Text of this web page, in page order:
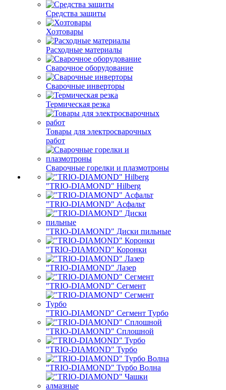
Средства защиты
Хозтовары
Расходные материалы
Сварочное оборудование
Сварочные инверторы
Термическая резка
Товары для электросварочных
работ
Сварочные горелки и плазмотроны
"TRIO-DIAMOND" Hilberg
"TRIO-DIAMOND" Асфальт
"TRIO-DIAMOND" Диски пильные
"TRIO-DIAMOND" Коронки
"TRIO-DIAMOND" Лазер
"TRIO-DIAMOND" Сегмент
"TRIO-DIAMOND" Сегмент Турбо
"TRIO-DIAMOND" Сплошной
"TRIO-DIAMOND" Турбо
"TRIO-DIAMOND" Турбо Волна